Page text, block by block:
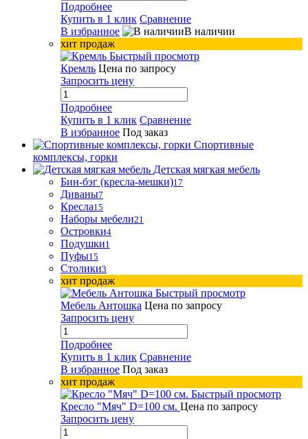
Подробнее
Купить в 1 клик Сравнение
В избранное
В наличии
хит продаж
Быстрый просмотр
Кремль Цена по запросу
Запросить цену
Подробнее
Купить в 1 клик Сравнение
В избранное Под заказ
Спортивные
комплексы, горки
Детская мягкая мебель
Бин-бэг (кресла-мешки)17
Диваны7
Кресла15
Наборы мебели21
Островки4
Подушки1
Пуфы15
Столики3
хит продаж
Быстрый просмотр
Мебель Антошка Цена по запросу
Запросить цену
Подробнее
Купить в 1 клик Сравнение
В избранное Под заказ
хит продаж
Быстрый просмотр
Кресло "Мяч" D=100 см. Цена по запросу
Запросить цену